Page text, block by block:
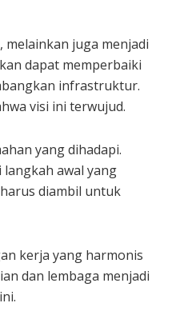
juga menjadi
dapat memperbaiki
infrastruktur.
visi ini terwujud.
yang dihadapi.
awal yang
diambil untuk
kerja yang harmonis
dan lembaga menjadi